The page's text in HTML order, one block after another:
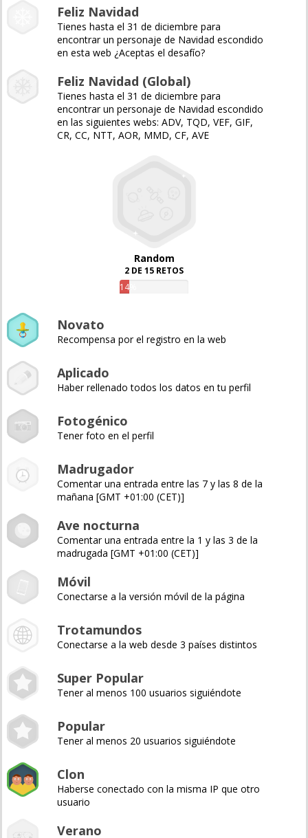
Feliz Navidad
Tienes hasta el 31 de diciembre para
encontrar un personaje de Navidad escondido
en esta web ¿Aceptas el desafío?
Feliz Navidad (Global)
Tienes hasta el 31 de diciembre para
encontrar un personaje de Navidad escondido
en las siguientes webs: ADV, TQD, VEF, GIF,
CR, CC, NTT, AOR, MMD, CF, AVE
Random
2 DE 15 RETOS
14%
Novato
Recompensa por el registro en la web
Aplicado
Haber rellenado todos los datos en tu perfil
Fotogénico
Tener foto en el perfil
Madrugador
Comentar una entrada entre las 7 y las 8 de la
mañana [GMT +01:00 (CET)]
Ave nocturna
Comentar una entrada entre la 1 y las 3 de la
madrugada [GMT +01:00 (CET)]
Móvil
Conectarse a la versión móvil de la página
Trotamundos
Conectarse a la web desde 3 países distintos
Super Popular
Tener al menos 100 usuarios siguiéndote
Popular
Tener al menos 20 usuarios siguiéndote
Clon
Haberse conectado con la misma IP que otro
usuario
Verano